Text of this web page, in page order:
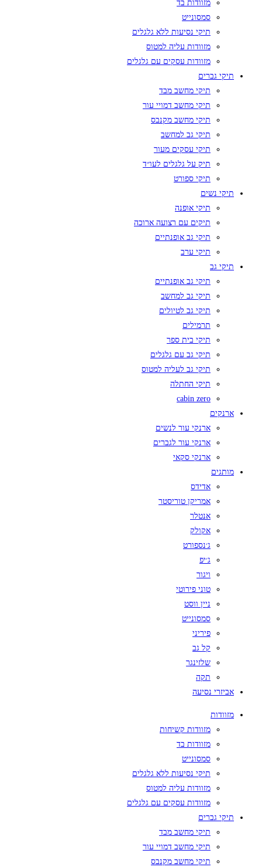
מזוודות בד
סמסונייט
תיקי נסיעות ללא גלגלים
מזוודות עליה למטוס
מזוודות עסקים עם גלגלים
תיקי גברים
תיקי מחשב מבד
תיקי מחשב דמויי עור
תיקי מחשב מקנבס
תיקי גב למחשב
תיקי עסקים מעור
תיק על גלגלים לעו״ד
תיקי ספורט
תיקי נשים
תיקי אופנה
תיקים עם רצועה ארוכה
תיקי גב אופנתיים
תיקי ערב
תיקי גב
תיקי גב אופנתיים
תיקי גב למחשב
תיקי גב לטיולים
תרמילים
תיקי בית ספר
תיקי גב עם גלגלים
תיקי גב לעליה למטוס
תיקי החתלה
cabin zero
ארנקים
ארנקי עור לנשים
ארנקי עור לגברים
ארנקי סקאי
מותגים
אדידס
אמריקן טוריסטר
אנטלר
אקולק
ג׳נספורט
ג׳יפ
ויגור
טוני פירוטי
ניין ווסט
סמסונייט
פיריני
קל גב
שלזינגר
תקה
אביזרי נסיעה
מזוודות
מזוודות קשיחות
מזוודות בד
סמסונייט
תיקי נסיעות ללא גלגלים
מזוודות עליה למטוס
מזוודות עסקים עם גלגלים
תיקי גברים
תיקי מחשב מבד
תיקי מחשב דמויי עור
תיקי מחשב מקנבס